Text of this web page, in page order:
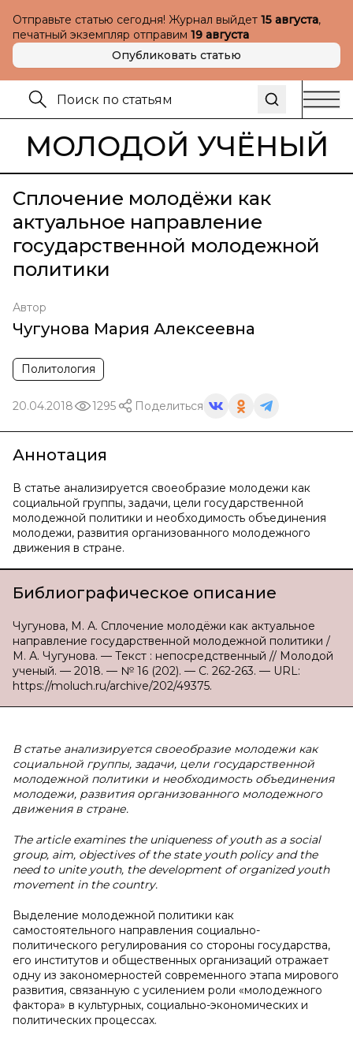
Отправьте статью сегодня! Журнал выйдет 15 августа,
печатный экземпляр отправим 19 августа
Опубликовать статью
МОЛОДОЙ УЧЁНЫЙ
Сплочение молодёжи как
актуальное направление
государственной молодежной
политики
Автор
Чугунова Мария Алексеевна
Политология
20.04.2018 1295 Поделиться
Аннотация
В статье анализируется своеобразие молодежи как
социальной группы, задачи, цели государственной
молодежной политики и необходимость объединения
молодежи, развития организованного молодежного
движения в стране.
Библиографическое описание
Чугунова, М. А. Сплочение молодёжи как актуальное
направление государственной молодежной политики /
М. А. Чугунова. — Текст : непосредственный // Молодой
ученый. — 2018. — № 16 (202). — С. 262-263. — URL:
https://moluch.ru/archive/202/49375.
В статье анализируется своеобразие молодежи как
социальной группы, задачи, цели государственной
молодежной политики и необходимость объединения
молодежи, развития организованного молодежного
движения в стране.
The article examines the uniqueness of youth as a social
group, aim, objectives of the state youth policy and the
need to unite youth, the development of organized youth
movement in the country.
Выделение молодежной политики как
самостоятельного направления социально-
политического регулирования со стороны государства,
его институтов и общественных организаций отражает
одну из закономерностей современного этапа мирового
развития, связанную с усилением роли «молодежного
фактора» в культурных, социально-экономических и
политических процессах.